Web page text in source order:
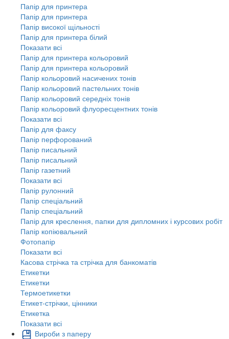
Папір для принтера
Папір для принтера
Папір високої щільності
Папір для принтера білий
Показати всі
Папір для принтера кольоровий
Папір для принтера кольоровий
Папір кольоровий насичених тонів
Папір кольоровий пастельних тонів
Папір кольоровий середніх тонів
Папір кольоровий флуоресцентних тонів
Показати всі
Папір для факсу
Папір перфорований
Папір писальний
Папір писальний
Папір газетний
Показати всі
Папір рулонний
Папір спеціальний
Папір спеціальний
Папір для креслення, папки для дипломних і курсових робіт
Папір копіювальний
Фотопапір
Показати всі
Касова стрічка та стрічка для банкоматів
Етикетки
Етикетки
Термоетикетки
Етикет-стрічки, цінники
Етикетка
Показати всі
Вироби з паперу